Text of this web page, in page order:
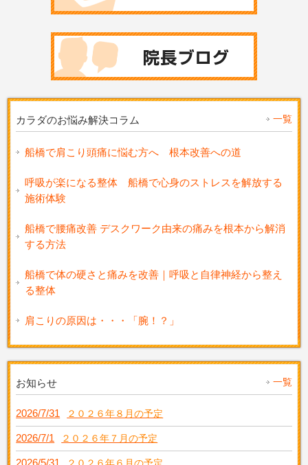
カラダのお悩み解決コラム 一覧
船橋で肩こり頭痛に悩む方へ 根本改善への道
呼吸が楽になる整体 船橋で心身のストレスを解放する
施術体験
船橋で腰痛改善 デスクワーク由来の痛みを根本から解消
する方法
船橋で体の硬さと痛みを改善｜呼吸と自律神経から整え
る整体
肩こりの原因は・・・「腕！？」
お知らせ 一覧
2026/7/31 ２０２６年８月の予定
2026/7/1 ２０２６年７月の予定
2026/5/31 ２０２６年６月の予定